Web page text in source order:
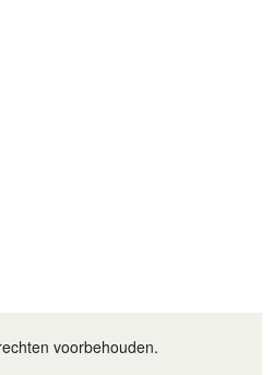
voorbehouden.